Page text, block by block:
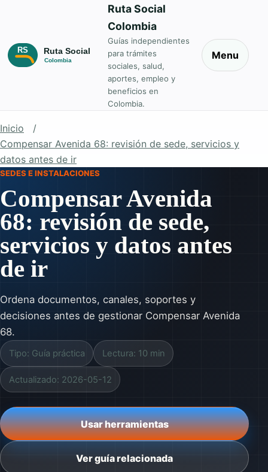
Ruta Social
Colombia
Guías independientes
para trámites
sociales, salud,
aportes, empleo y
beneficios en
Colombia.
Menu
Inicio
Compensar Avenida 68: revisión de sede, servicios y
datos antes de ir
SEDES E INSTALACIONES
Compensar Avenida
68: revisión de sede,
servicios y datos antes
de ir
Ordena documentos, canales, soportes y
decisiones antes de gestionar Compensar Avenida
68.
Tipo: Guía práctica Lectura: 10 min
Actualizado: 2026-05-12
Usar herramientas
Ver guía relacionada